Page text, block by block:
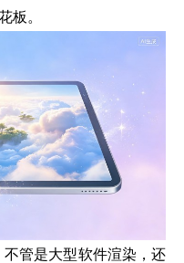
板。
管是大型软件渲染，还